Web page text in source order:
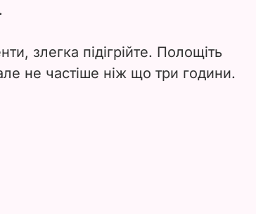
злегка підігрійте. Полощіть
не частіше ніж що три години.